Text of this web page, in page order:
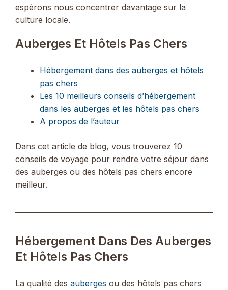
espérons nous concentrer davantage sur la
culture locale.
Auberges Et Hôtels Pas Chers
Hébergement dans des auberges et hôtels
pas chers
Les 10 meilleurs conseils d’hébergement
dans les auberges et les hôtels pas chers
A propos de l’auteur
Dans cet article de blog, vous trouverez 10
conseils de voyage pour rendre votre séjour dans
des auberges ou des hôtels pas chers encore
meilleur.
Hébergement Dans Des Auberges
Et Hôtels Pas Chers
La qualité des auberges ou des hôtels pas chers